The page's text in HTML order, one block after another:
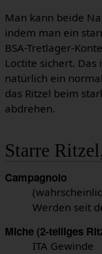
Man kann beide
indem man ein
BSA-Tretlager-
Loctite sichert.
natürlich ein
das Ritzel beim
abdrehen.
Starre
Campagnolo
Werden seit
Miche (2-teiliges
ITA Gewinde